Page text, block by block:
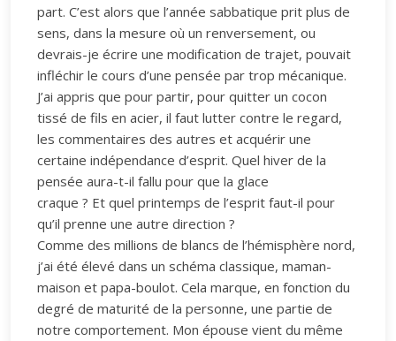
part. C’est alors que l’année sabbatique prit plus de
sens, dans la mesure où un renversement, ou
devrais-je écrire une modification de trajet, pouvait
infléchir le cours d’une pensée par trop mécanique.
J’ai appris que pour partir, pour quitter un cocon
tissé de fils en acier, il faut lutter contre le regard,
les commentaires des autres et acquérir une
certaine indépendance d’esprit. Quel hiver de la
pensée aura-t-il fallu pour que la glace
craque ? Et quel printemps de l’esprit faut-il pour
qu’il prenne une autre direction ?
Comme des millions de blancs de l’hémisphère nord,
j’ai été élevé dans un schéma classique, maman-
maison et papa-boulot. Cela marque, en fonction du
degré de maturité de la personne, une partie de
notre comportement. Mon épouse vient du même